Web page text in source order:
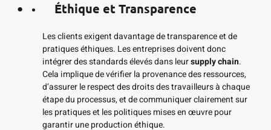
Éthique et Transparence
Les clients exigent davantage de transparence et de
pratiques éthiques. Les entreprises doivent donc
intégrer des standards élevés dans leursupply chain.
Cela implique de vérifier la provenance des ressources,
d’assurer le respect des droits des travailleurs à chaque
étape du processus, et de communiquer clairement sur
les pratiques et les politiques mises en œuvre pour
garantir une production éthique.